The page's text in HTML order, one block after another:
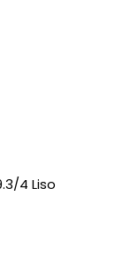
4 Liso